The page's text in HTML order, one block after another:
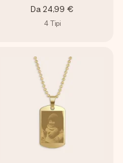
Da 24,99 €
4 Tipi